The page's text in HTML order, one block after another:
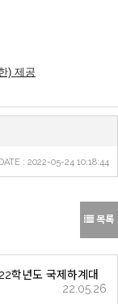
) 제공
: 2022-05-24 10:18:44
목록
학년도 국제하계대
22.05.26